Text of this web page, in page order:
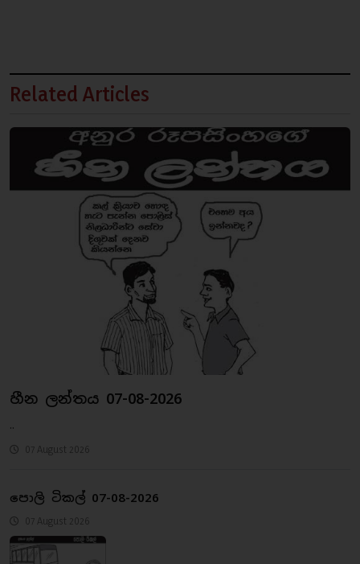
Related Articles
හීන ලන්තය 07-08-2026
..
07 August 2026
පොලි ටිකල් 07-08-2026
07 August 2026